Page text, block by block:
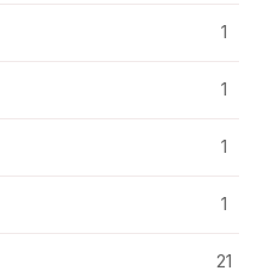
1
1
1
1
21